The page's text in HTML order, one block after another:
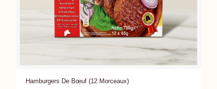
Hamburgers De Bœuf (12 Morceaux)